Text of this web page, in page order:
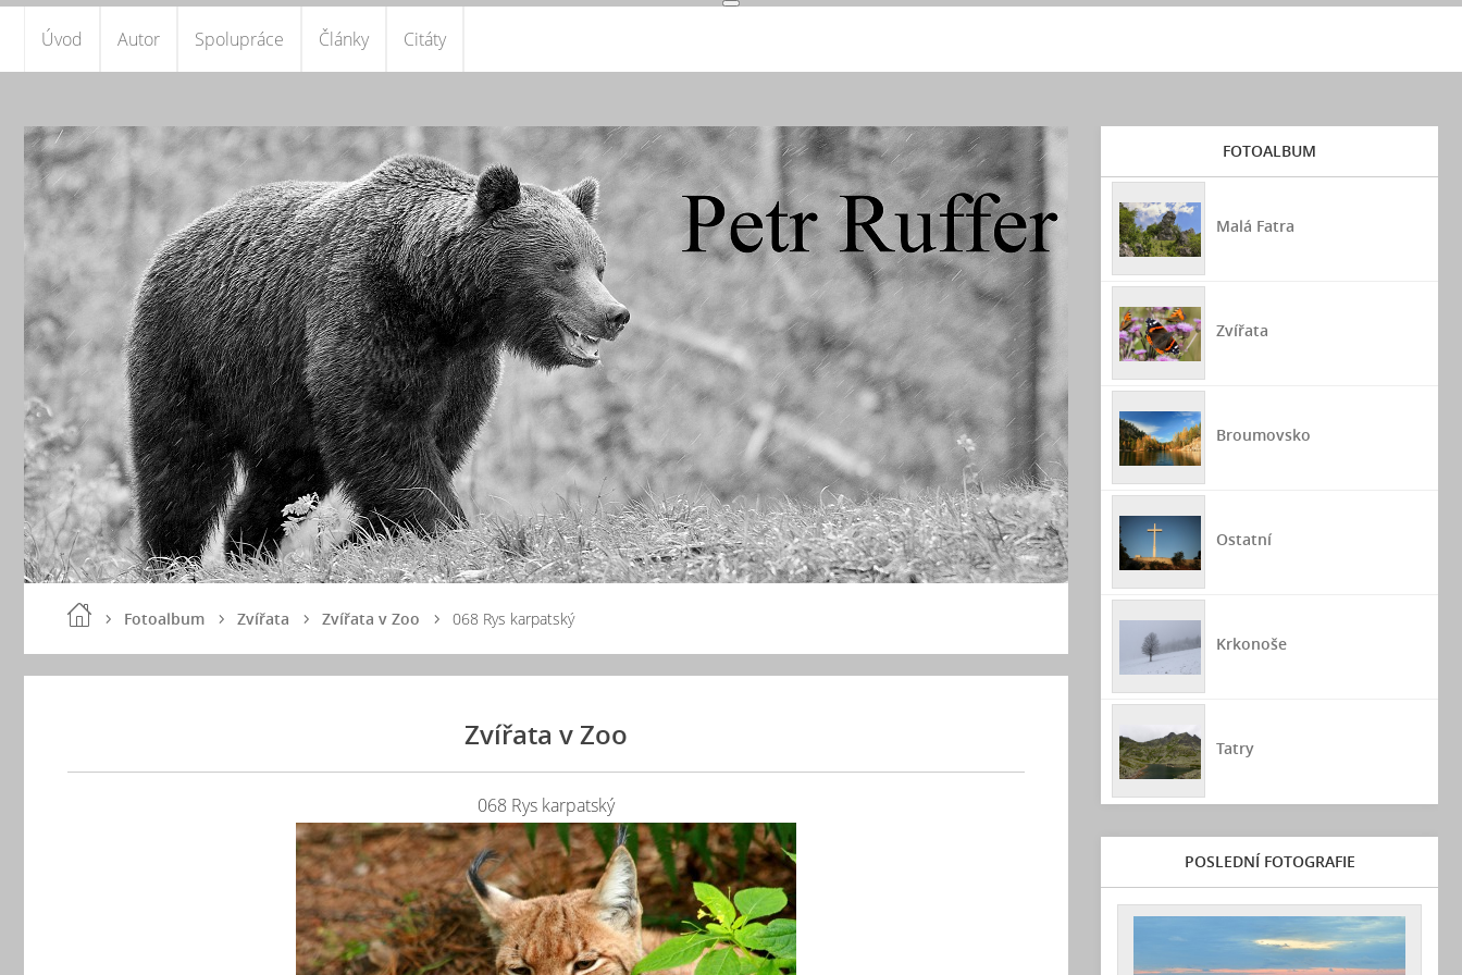
Úvod Autor Spolupráce Články Citáty
Fotoalbum Zvířata Zvířata v Zoo 068 Rys karpatský
Zvířata v Zoo
068 Rys karpatský
FOTOALBUM
Malá Fatra
Zvířata
Broumovsko
Ostatní
Krkonoše
Tatry
POSLEDNÍ FOTOGRAFIE